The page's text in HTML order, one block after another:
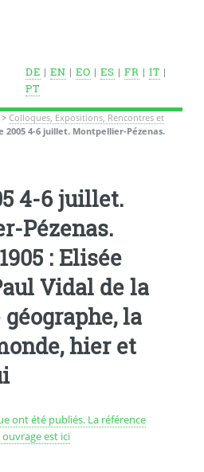
DE | EN | EO | ES | FR | IT |
PT
Colloques, Expositions, Rencontres et
2005 4-6 juillet. Montpellier-Pézenas.
4-6 juillet.
Pézenas.
: Elisée
Vidal de la
la
hier et
ont été publiés. La référence
est ici